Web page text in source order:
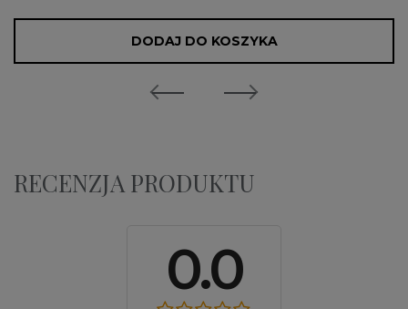
DODAJ DO KOSZYKA
RECENZJA PRODUKTU
0.0